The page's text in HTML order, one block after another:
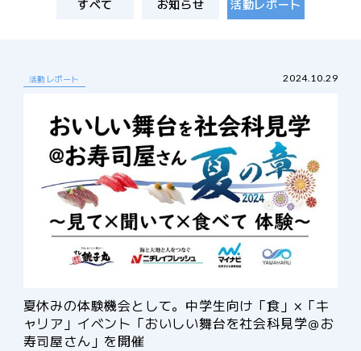
すべて お知らせ 活動レポート
活動レポート 2024.10.29
夏休みの体験機会として。中学生向け「食」×「キ
ャリア」イベント「おいしい舞台を社会科見学＠お
寿司屋さん」を開催